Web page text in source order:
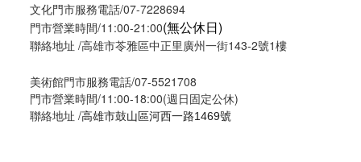
文化門市服務電話/07-7228694
門市營業時間/11:00-21:00(無公休日)
聯絡地址 /高雄市苓雅區中正里廣州一街143-2號1樓
美術館門市服務電話/07-5521708
門市營業時間/11:00-18:00(週日固定公休)
聯絡地址 /高雄市鼓山區河西一路1469號